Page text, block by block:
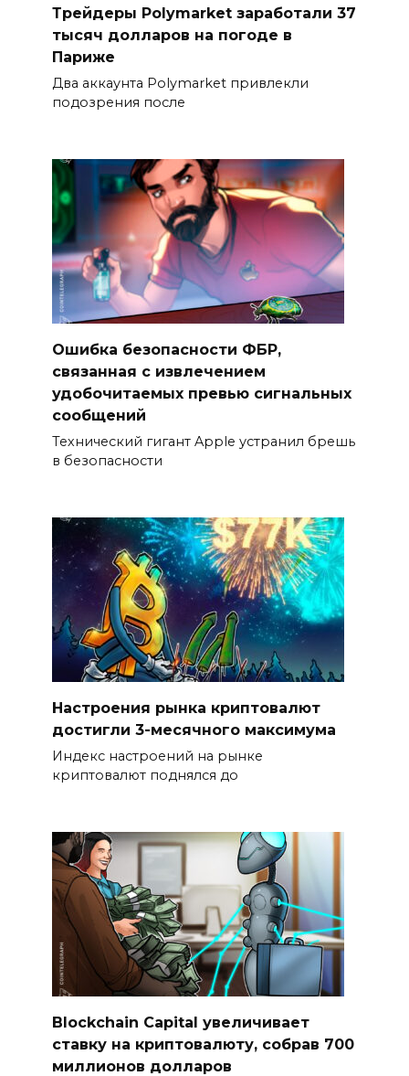
Трейдеры Polymarket заработали 37
тысяч долларов на погоде в
Париже
Два аккаунта Polymarket привлекли
подозрения после
Ошибка безопасности ФБР,
связанная с извлечением
удобочитаемых превью сигнальных
сообщений
Технический гигант Apple устранил брешь
в безопасности
Настроения рынка криптовалют
достигли 3-месячного максимума
Индекс настроений на рынке
криптовалют поднялся до
Blockchain Capital увеличивает
ставку на криптовалюту, собрав 700
миллионов долларов